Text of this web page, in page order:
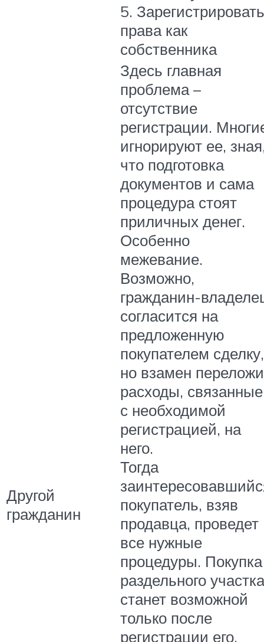
5. Зарегистрировать
права как
собственника
Другой
гражданин
Здесь главная
проблема –
отсутствие
регистрации.
игнорируют ее,
что подготовка
документов и сама
процедура стоят
приличных денег.
Особенно
межевание.
Возможно,
гражданин-
согласится на
предложенную
покупателем сделку,
но взамен
расходы, связанные
с необходимой
регистрацией, на
него.
Тогда
покупатель, взяв
продавца, проведет
все нужные
процедуры. Покупка
раздельного участка
станет возможной
только после
регистрации его.